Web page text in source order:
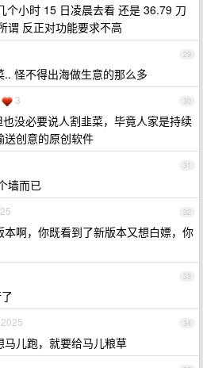
个小时 15 日凌晨去看 还是 36.79 刀
谓 反正对功能要求不高
29
怪不得出海做生意的那么多
30
3
没必要说人割韭菜，毕竟人家是持续
送创意的原创软件
31
墙而已
32
啊，你既看到了新版本又想白嫖，你
33
34
儿跑，就要给马儿粮草